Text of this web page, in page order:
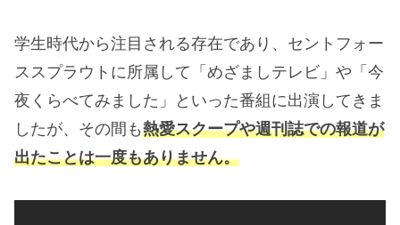
学生時代から注目される存在であり、セントフォー
ススプラウトに所属して「めざましテレビ」や「今
夜くらべてみました」といった番組に出演してきま
したが、その間も熱愛スクープや週刊誌での報道が
出たことは一度もありません。